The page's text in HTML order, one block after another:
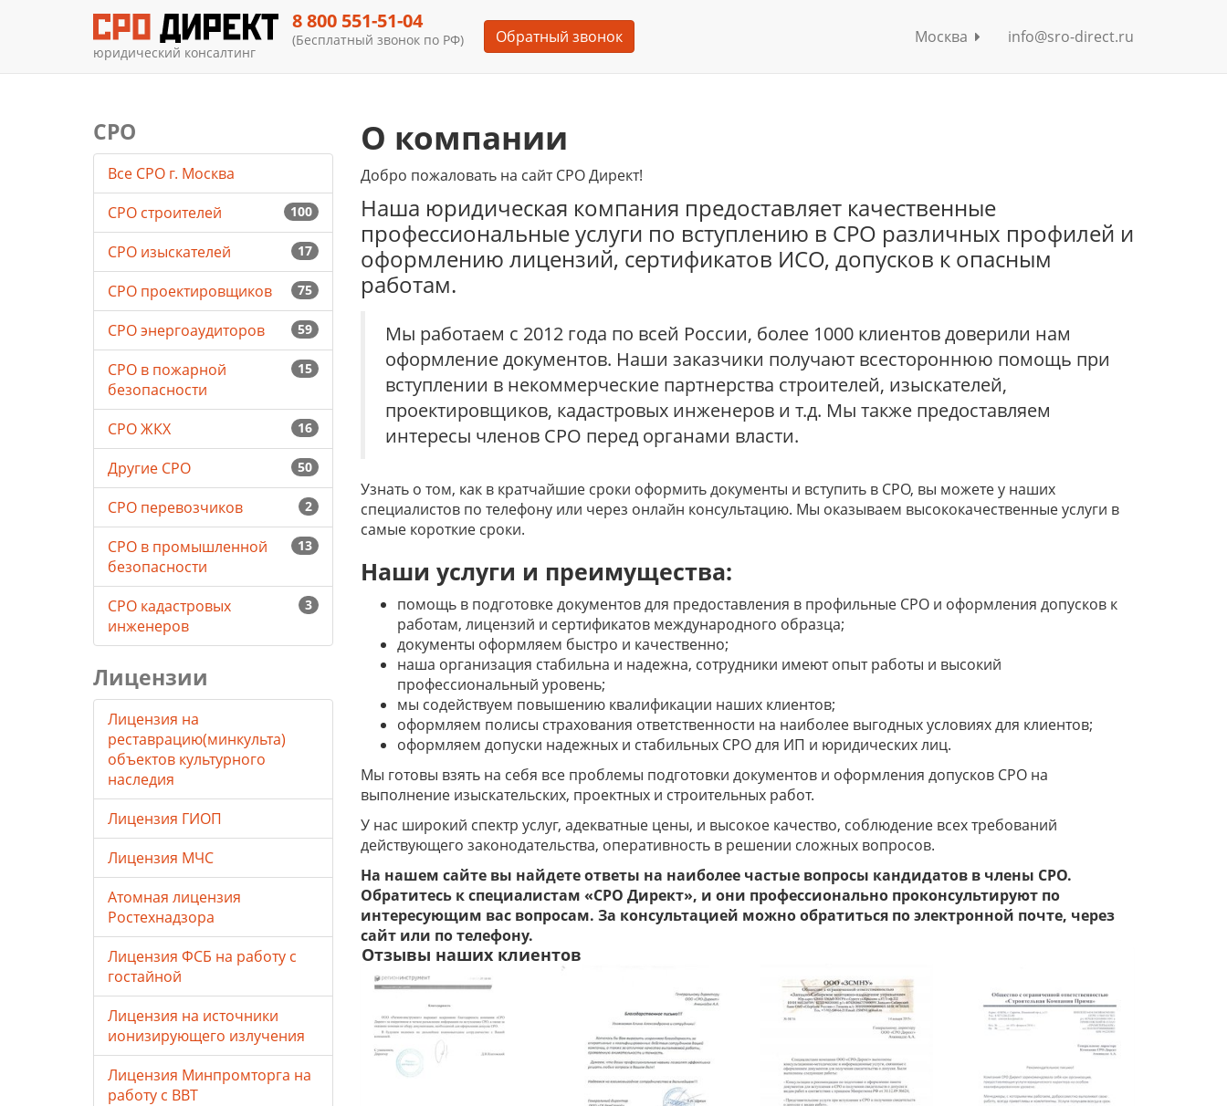
юридический консалтинг
8 800 551-51-04
(Бесплатный звонок по РФ) Обратный звонок Москва info@sro-direct.ru
О компании
Добро пожаловать на сайт СРО Директ!
Наша юридическая компания предоставляет качественные
профессиональные услуги по вступлению в СРО различных профилей и
оформлению лицензий, сертификатов ИСО, допусков к опасным
работам.
Мы работаем с 2012 года по всей России, более 1000 клиентов доверили нам
оформление документов. Наши заказчики получают всестороннюю помощь при
вступлении в некоммерческие партнерства строителей, изыскателей,
проектировщиков, кадастровых инженеров и т.д. Мы также предоставляем
интересы членов СРО перед органами власти.
Узнать о том, как в кратчайшие сроки оформить документы и вступить в СРО, вы можете у наших
специалистов по телефону или через онлайн консультацию. Мы оказываем высококачественные услуги в
самые короткие сроки.
Наши услуги и преимущества:
помощь в подготовке документов для предоставления в профильные СРО и оформления допусков к
работам, лицензий и сертификатов международного образца;
документы оформляем быстро и качественно;
наша организация стабильна и надежна, сотрудники имеют опыт работы и высокий
профессиональный уровень;
мы содействуем повышению квалификации наших клиентов;
оформляем полисы страхования ответственности на наиболее выгодных условиях для клиентов;
оформляем допуски надежных и стабильных СРО для ИП и юридических лиц.
Мы готовы взять на себя все проблемы подготовки документов и оформления допусков СРО на
выполнение изыскательских, проектных и строительных работ.
У нас широкий спектр услуг, адекватные цены, и высокое качество, соблюдение всех требований
действующего законодательства, оперативность в решении сложных вопросов.
На нашем сайте вы найдете ответы на наиболее частые вопросы кандидатов в члены СРО.
Обратитесь к специалистам «СРО Директ», и они профессионально проконсультируют по
интересующим вас вопросам. За консультацией можно обратиться по электронной почте, через
сайт или по телефону.
Отзывы наших клиентов
СРО
Все СРО г. Москва
100
СРО строителей
17
СРО изыскателей
75
СРО проектировщиков
59
СРО энергоаудиторов
15
СРО в пожарной
безопасности
16
СРО ЖКХ
50
Другие СРО
2
СРО перевозчиков
13
СРО в промышленной
безопасности
3
СРО кадастровых
инженеров
Лицензии
Лицензия на
реставрацию(минкульта)
объектов культурного
наследия
Лицензия ГИОП
Лицензия МЧС
Атомная лицензия
Ростехнадзора
Лицензия ФСБ на работу с
гостайной
Лицензия на источники
ионизирующего излучения
Лицензия Минпромторга на
работу с ВВТ